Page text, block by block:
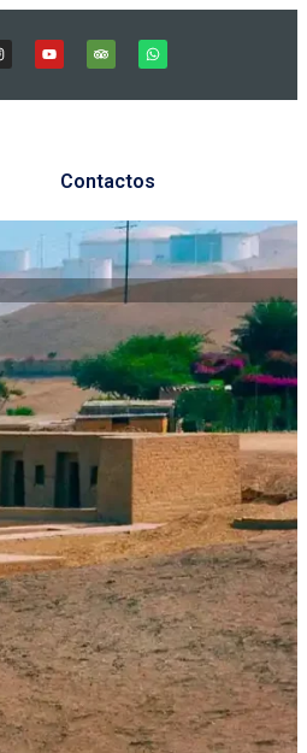
Contactos